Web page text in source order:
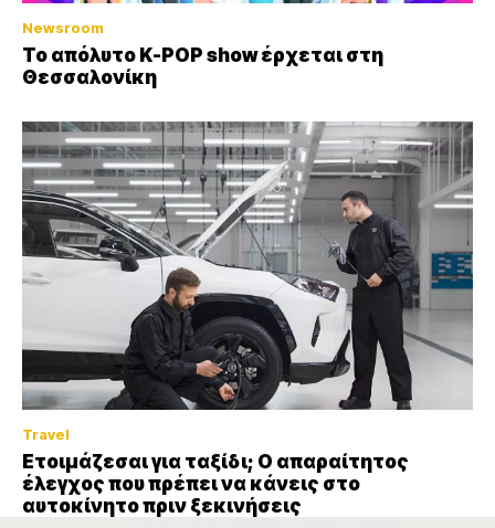
Newsroom
Το απόλυτο K-POP show έρχεται στη
Θεσσαλονίκη
Travel
Ετοιμάζεσαι για ταξίδι; Ο απαραίτητος
έλεγχος που πρέπει να κάνεις στο
αυτοκίνητο πριν ξεκινήσεις